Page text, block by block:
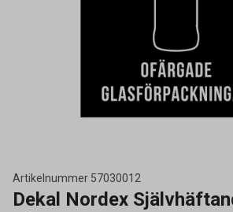
Artikelnummer 57030012
Dekal Nordex